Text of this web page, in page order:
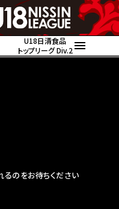
U18日清食品
トップリーグ Div.2
のをお待ちください